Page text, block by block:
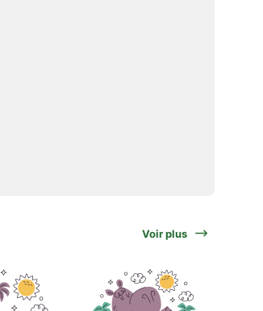
Voir plus